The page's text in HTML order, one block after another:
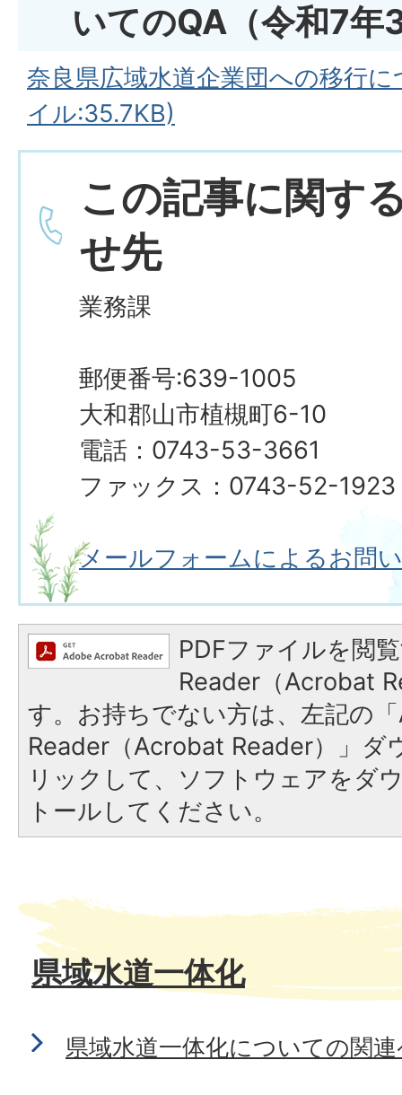
いてのQA（令和7年
奈良県広域水道企業団への移行
イル:35.7KB)
この記事に関す
せ先
業務課
郵便番号:639-1005
大和郡山市植槻町6-10
電話：0743-53-3661
ファックス：0743-52-1923
メールフォームによるお問
PDFファイルを閲
Reader（Acrobat
す。お持ちでない方は、左記の
Reader（Acrobat Reader）」ダ
リックして、ソフトウェアをダ
トールしてください。
県域水道一体化
県域水道一体化についての関